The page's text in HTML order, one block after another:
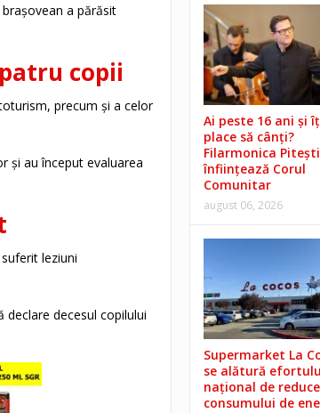
a părăsit
copii
precum și a celor
și au început evaluarea
leziuni
decesul copilului
Ai peste 16 ani și
place să cânți?
Filarmonica Pitești
înființează Corul
Comunitar
august 06, 2026
Supermarket La
se alătură
național de
consumului de